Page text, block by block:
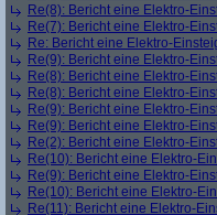
Re(8): Bericht eine Elektro-
Re(7): Bericht eine Elektro-
Re: Bericht eine Elektro-
Re(9): Bericht eine Elektro-
Re(8): Bericht eine Elektro-
Re(8): Bericht eine Elektro-
Re(9): Bericht eine Elektro-
Re(9): Bericht eine Elektro-
Re(2): Bericht eine Elektro-
Re(10): Bericht eine Elektro-
Re(9): Bericht eine Elektro-
Re(10): Bericht eine Elektro-
Re(11): Bericht eine Elektro-